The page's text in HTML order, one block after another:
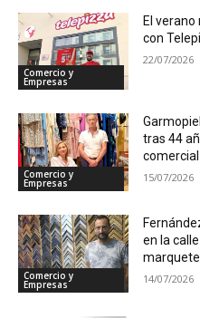
Comercio y
Empresas
El
con
22/07/2026
Comercio y
Empresas
tras 44
15/07/2026
Comercio y
Empresas
en la
14/07/2026